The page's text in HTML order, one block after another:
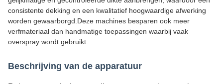
consistente dekking en een kwalitatief hoogwaardige afwerking
worden gewaarborgd.Deze machines besparen ook meer
verfmateriaal dan handmatige toepassingen waarbij vaak
overspray wordt gebruikt.
Beschrijving van de apparatuur